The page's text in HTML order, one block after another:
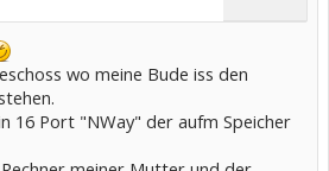
wo meine Bude iss den
16 Port "NWay" der aufm Speicher